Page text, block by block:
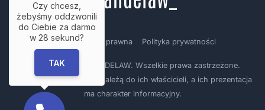
Regulamin Nota prawna Polityka prywatności
Copyright © by BRANDELAW. Wszelkie prawa zastrzeżone.
Prezentowane logotypy należą do ich właścicieli, a ich prezentacja
ma charakter informacyjny.
Czy chcesz,
żebyśmy oddzwonili
do Ciebie za darmo
w 28 sekund?
TAK